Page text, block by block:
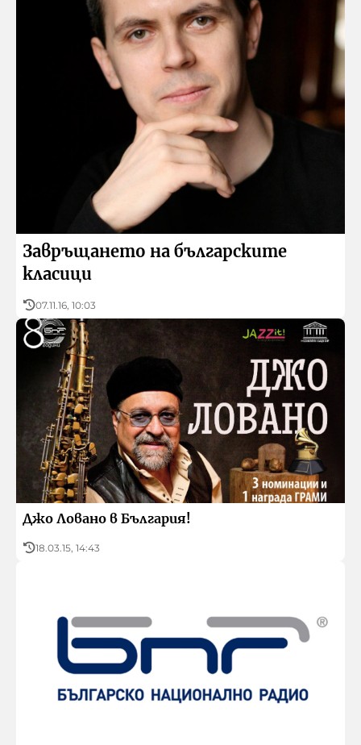
Симфоничен оркестър
Оркестър за народна музика
Завръщането на българските
класици
07.11.16, 10:03
Джо Ловано в България!
18.03.15, 14:43